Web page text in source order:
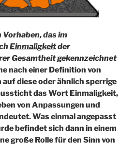
das im
Einmaligkeitder
Gesamtheit gekennzeichnet
nach einer Definition von
diese oder ähnlich sperrige
das Wort Einmaligkeit,
von Anpassungen und
Was einmal angepasst
befindet sich dann in einem
große Rolle für den Sinn von